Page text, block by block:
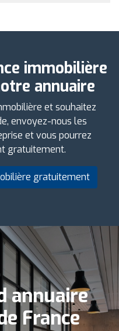
immobilière
annuaire
et souhaitez
envoyez-nous les
et vous pourrez
gratuitement.
gratuitement
annuaire
France